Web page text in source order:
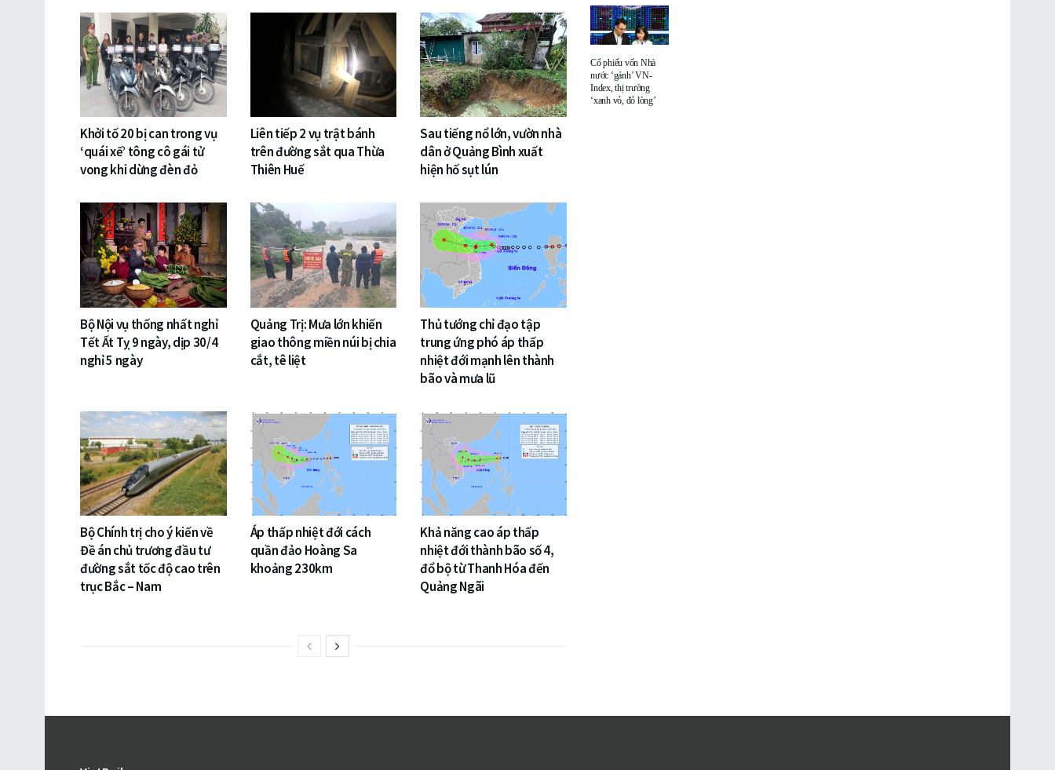
Khởi tố 20 bị can trong vụ
‘quái xế’ tông cô gái tử
vong khi dừng đèn đỏ
Liên tiếp 2 vụ trật bánh
trên đường sắt qua Thừa
Thiên Huế
Sau tiếng nổ lớn, vườn nhà
dân ở Quảng Bình xuất
hiện hố sụt lún
Bộ Nội vụ thống nhất nghỉ
Tết Ất Tỵ 9 ngày, dịp 30/4
nghỉ 5 ngày
Quảng Trị: Mưa lớn khiến
giao thông miền núi bị chia
cắt, tê liệt
Thủ tướng chỉ đạo tập
trung ứng phó áp thấp
nhiệt đới mạnh lên thành
bão và mưa lũ
Bộ Chính trị cho ý kiến về
Đề án chủ trương đầu tư
đường sắt tốc độ cao trên
trục Bắc – Nam
Áp thấp nhiệt đới cách
quần đảo Hoàng Sa
khoảng 230km
Khả năng cao áp thấp
nhiệt đới thành bão số 4,
đổ bộ từ Thanh Hóa đến
Quảng Ngãi
Cổ phiếu vốn Nhà
nước ‘gánh’ VN-
Index, thị trường
‘xanh vỏ, đỏ lòng’